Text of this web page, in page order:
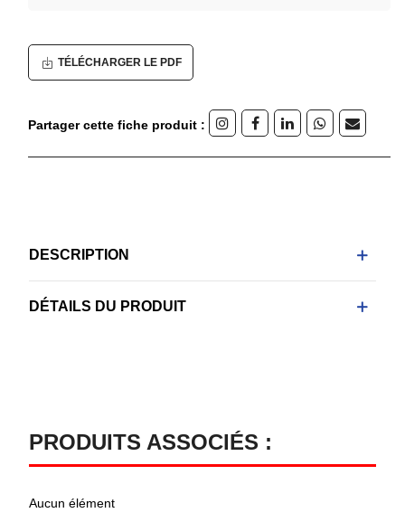
TÉLÉCHARGER LE PDF
Partager cette fiche produit :
DESCRIPTION
DÉTAILS DU PRODUIT
PRODUITS ASSOCIÉS :
Aucun élément